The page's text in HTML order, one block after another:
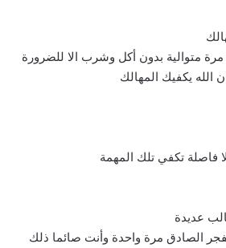
مرة متوالية بدون أكل وشرب الا للضرورة
الله يكفيك المهالك
فاصلة تكفي تلك المهمة
عديدة
الصادق مرة واحدة وأنت صائما ذلك